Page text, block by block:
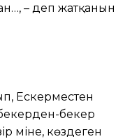
– деп жатқанын
Ескерместен
бекер
міне, көздеген